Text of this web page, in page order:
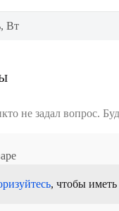
Вт
не задал вопрос.
, чтобы